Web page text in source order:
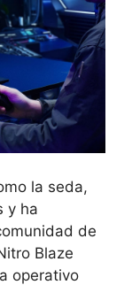
la seda,
y ha
de
Blaze
operativo